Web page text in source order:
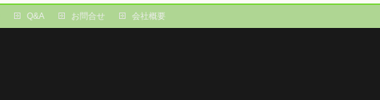
Q&A お問合せ 会社概要